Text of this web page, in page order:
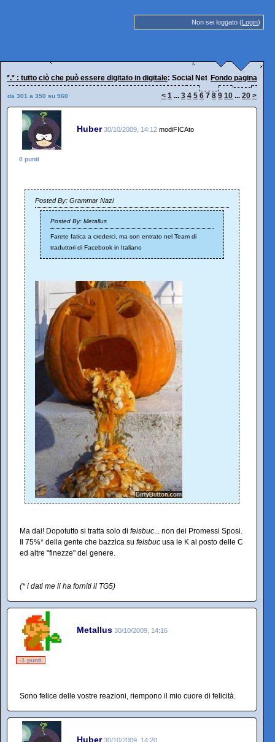
Non sei loggato (Login)
*.* : tutto ciò che può essere digitato in digitale: Social Network a go go
Fondo pagina
da 301 a 350 su 960 < 1 ... 3 4 5 6 7 8 9 10 ... 20 >
Huber 30/10/2009, 14:12 modiFICAto
0 punti
Posted By: Grammar Nazi
Posted By: Metallus
Farete fatica a crederci, ma son entrato nel Team di
traduttori di Facebook in Italiano
Ma dai! Dopotutto si tratta solo di feisbuc... non dei Promessi Sposi.
Il 75%* della gente che bazzica su feisbuc usa le K al posto delle C
ed altre "finezze" del genere.
(* i dati me li ha forniti il TG5)
Metallus 30/10/2009, 14:16
-1 punti
Sono felice delle vostre reazioni, riempono il mio cuore di felicità.
Huber 30/10/2009, 14:20